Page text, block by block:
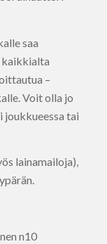
saa
–
Voit olla jo
joukkueessa tai
lainamailoja),
n10